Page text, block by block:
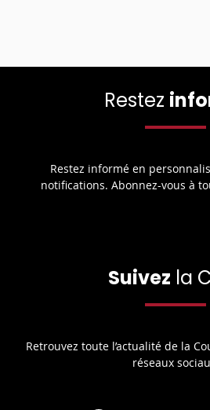
Restez
Restez informé en
notifications. Abonnez-vous à
Suivez la
Retrouvez toute l’actualité de la
réseaux